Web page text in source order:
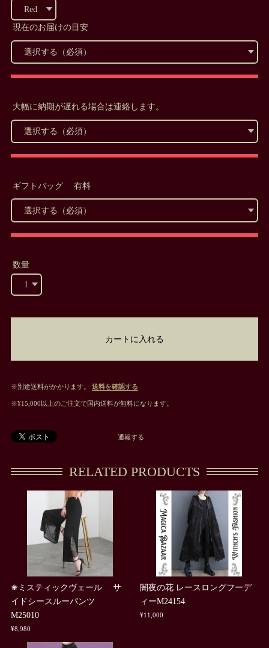
現在のお届けの目安
大幅に納期が遅れる場合は連絡します。
ギフトバッグ 有料
数量
カートに入れる
※別途送料がかかります。 送料を確認する
※¥15,000以上のご注文で国内送料が無料になります。
通報する
RELATED PRODUCTS
✬ミスティックヴェール サ
イドシースルーパンツ
M25010
¥8,980
闇夜の花 レースロングフーデ
ィーM24154
¥11,000